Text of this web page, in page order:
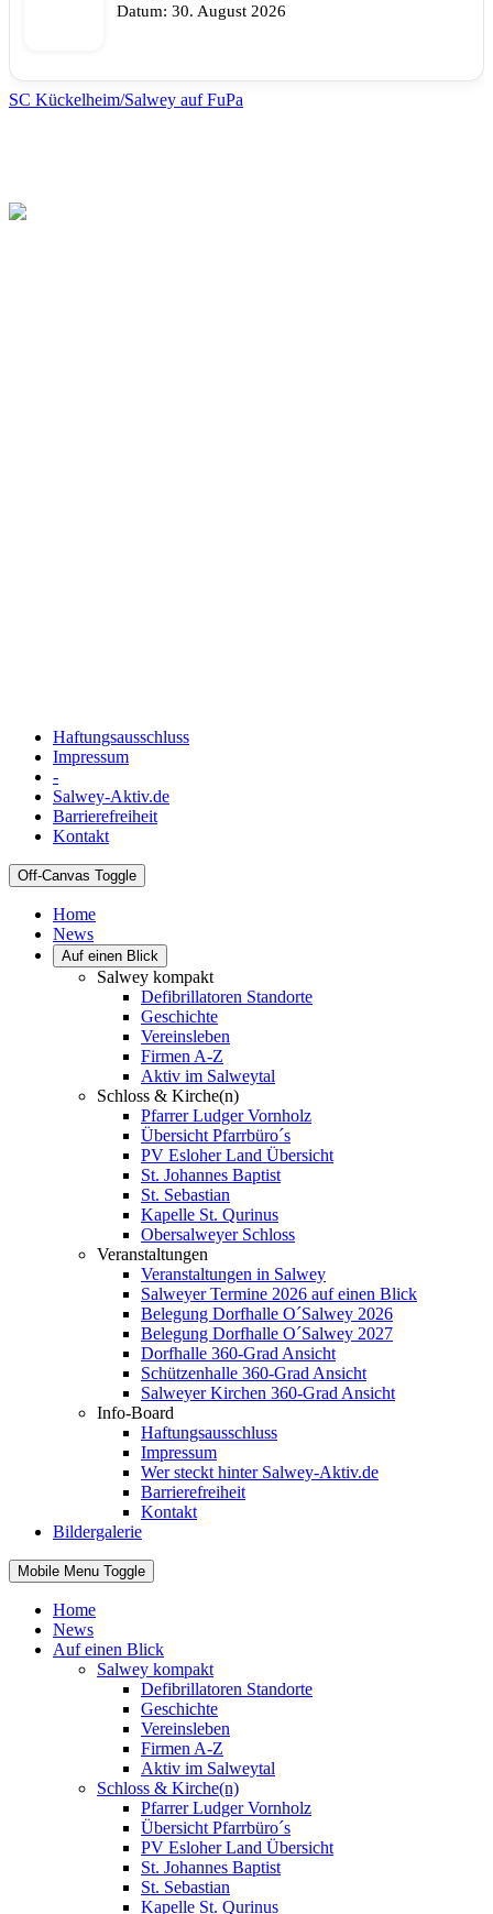
Datum: 30. August 2026
SC Kückelheim/Salwey auf FuPa
Haftungsausschluss
Impressum
-
Salwey-Aktiv.de
Barrierefreiheit
Kontakt
Off-Canvas Toggle
Home
News
Auf einen Blick
Salwey kompakt
Defibrillatoren Standorte
Geschichte
Vereinsleben
Firmen A-Z
Aktiv im Salweytal
Schloss & Kirche(n)
Pfarrer Ludger Vornholz
Übersicht Pfarrbüro´s
PV Esloher Land Übersicht
St. Johannes Baptist
St. Sebastian
Kapelle St. Qurinus
Obersalweyer Schloss
Veranstaltungen
Veranstaltungen in Salwey
Salweyer Termine 2026 auf einen Blick
Belegung Dorfhalle O´Salwey 2026
Belegung Dorfhalle O´Salwey 2027
Dorfhalle 360-Grad Ansicht
Schützenhalle 360-Grad Ansicht
Salweyer Kirchen 360-Grad Ansicht
Info-Board
Haftungsausschluss
Impressum
Wer steckt hinter Salwey-Aktiv.de
Barrierefreiheit
Kontakt
Bildergalerie
Mobile Menu Toggle
Home
News
Auf einen Blick
Salwey kompakt
Defibrillatoren Standorte
Geschichte
Vereinsleben
Firmen A-Z
Aktiv im Salweytal
Schloss & Kirche(n)
Pfarrer Ludger Vornholz
Übersicht Pfarrbüro´s
PV Esloher Land Übersicht
St. Johannes Baptist
St. Sebastian
Kapelle St. Qurinus